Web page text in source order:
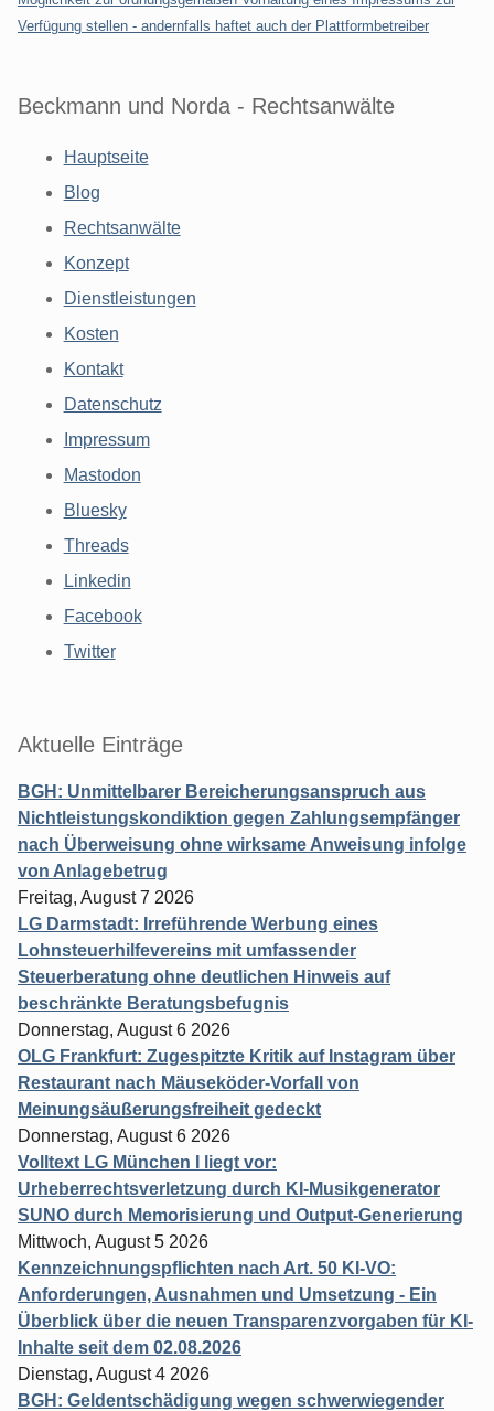
Verfügung stellen - andernfalls haftet auch der Plattformbetreiber
Beckmann und Norda - Rechtsanwälte
Hauptseite
Blog
Rechtsanwälte
Konzept
Dienstleistungen
Kosten
Kontakt
Datenschutz
Impressum
Mastodon
Bluesky
Threads
Linkedin
Facebook
Twitter
Aktuelle Einträge
BGH: Unmittelbarer Bereicherungsanspruch aus
Nichtleistungskondiktion gegen Zahlungsempfänger
nach Überweisung ohne wirksame Anweisung infolge
von Anlagebetrug
Freitag, August 7 2026
LG Darmstadt: Irreführende Werbung eines
Lohnsteuerhilfevereins mit umfassender
Steuerberatung ohne deutlichen Hinweis auf
beschränkte Beratungsbefugnis
Donnerstag, August 6 2026
OLG Frankfurt: Zugespitzte Kritik auf Instagram über
Restaurant nach Mäuseköder-Vorfall von
Meinungsäußerungsfreiheit gedeckt
Donnerstag, August 6 2026
Volltext LG München I liegt vor:
Urheberrechtsverletzung durch KI-Musikgenerator
SUNO durch Memorisierung und Output-Generierung
Mittwoch, August 5 2026
Kennzeichnungspflichten nach Art. 50 KI-VO:
Anforderungen, Ausnahmen und Umsetzung - Ein
Überblick über die neuen Transparenzvorgaben für KI-
Inhalte seit dem 02.08.2026
Dienstag, August 4 2026
BGH: Geldentschädigung wegen schwerwiegender